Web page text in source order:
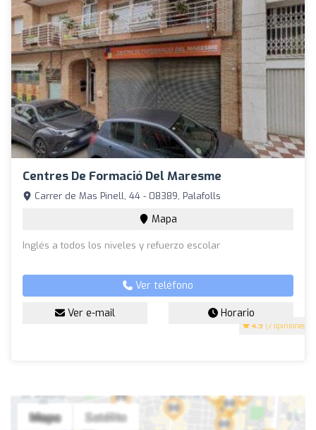
Centres De Formació Del Maresme
4.9 (7 opiniones)
Carrer de Mas Pinell, 44 - 08389, Palafolls
Mapa
Inglés a todos los niveles y refuerzo escolar
Ver teléfono
Ver e-mail Horario